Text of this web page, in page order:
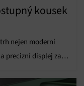
kousek
nejen moderní
precizní displej za